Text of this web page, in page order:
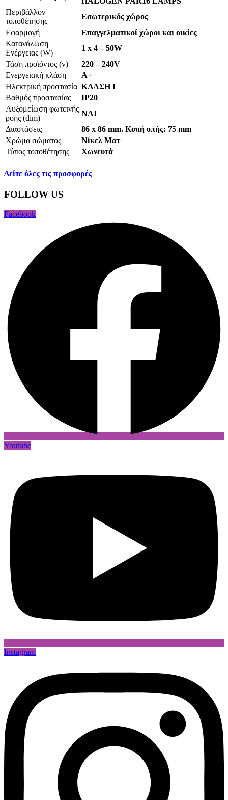
Περιβάλλον
τοποθέτησης
Εσωτερικός χώρος
Εφαρμογή
Επαγγελματικοί χώροι και οικίες
Κατανάλωση
Ενέργειας (W)
1 x 4 – 50W
Τάση προϊόντος (v)
220 – 240V
Ενεργειακή κλάση
Α+
Ηλεκτρική προστασία ΚΛΑΣΗ Ι
Βαθμός προστασίας
IP20
Αυξομείωση φωτεινής
ροής (dim)
NAI
Διαστάσεις
86 x 86 mm. Κοπή οπής: 75 mm
Χρώμα σώματος
Νίκελ Ματ
Τύπος τοποθέτησης
Χωνευτά
Δείτε όλες τις προσφορές
FOLLOW US
Facebook
Youtube
Instagram